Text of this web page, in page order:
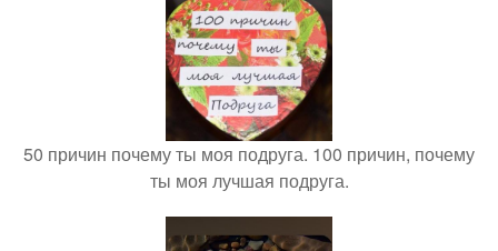
50 причин почему ты моя подруга. 100 причин, почему
ты моя лучшая подруга.